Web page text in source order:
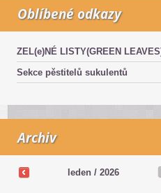
Oblíbené odkazy
ZEL(e)NÉ LISTY(GREEN
Sekce pěstitelů sukulentů
Archiv
leden / 2026